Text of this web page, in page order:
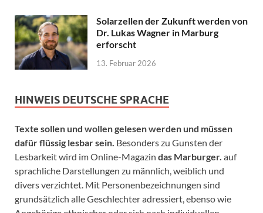
Solarzellen der Zukunft werden von
Dr. Lukas Wagner in Marburg
erforscht
13. Februar 2026
HINWEIS DEUTSCHE SPRACHE
Texte sollen und wollen gelesen werden und müssen
dafür flüssig lesbar sein. Besonders zu Gunsten der
Lesbarkeit wird im Online-Magazin das Marburger. auf
sprachliche Darstellungen zu männlich, weiblich und
divers verzichtet. Mit Personenbezeichnungen sind
grundsätzlich alle Geschlechter adressiert, ebenso wie